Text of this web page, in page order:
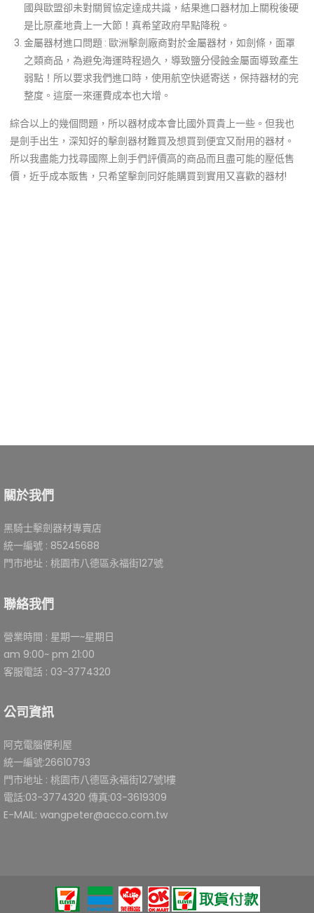
國與歐盟卻未對關貿協定達成共識，結果進口器材加上關稅後硬
是比原產地貴上一大節！真希望政府早點降稅。
金屬器材進口問題 : 歐洲擊劍廠商對於金屬器材，如劍條，面罩
之類商品，為避免海運時程過久，導致鹽分侵蝕金屬面導致產生
弱點！所以要求我們進口時，使用航空快遞寄送，保持器材的完
整度。這麼一來運費成本也大增。
綜合以上的幾個問題，所以器材成本會比國外買貴上一些。但我也
是劍手出生，深知好的擊劍器材難買及想買到便宜又耐用的器材。
所以我盡能力找尋國際上劍手們評價高的商品而且盡可能的壓低售
價，近乎成本販售，只希望擊劍同好能購買到實用又喜歡的器材!
關於我們
黑騎士擊劍器材專賣店
統一編號 : 85245688
門市地址 : 桃園市八德區永福街127號
聯絡我們
營業時間 : 星期一~星期日
am 9:00~ pm 21:00
客服電話 : 03-3774320
公司資訊
阿克電腦便利屋
統一編號:26610793
門市地址 : 桃園市八德區永福街127號1樓
電話:03-3774320 傳真:03-3619309
E-MAIL: wangpeter@acco.com.tw